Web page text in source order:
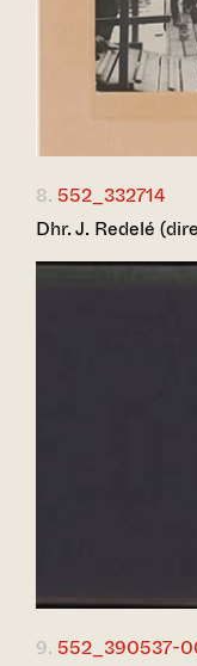
8. 552_332714
Dhr. J. Redelé
9. 552_390537-